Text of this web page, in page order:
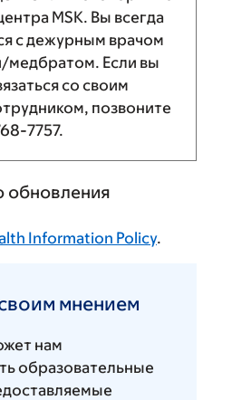
MSK. Вы всегда
с дежурным врачом
медбратом. Если вы
со своим
позвоните
7757.
обновления
Information Policy.
мнением
нам
образовательные